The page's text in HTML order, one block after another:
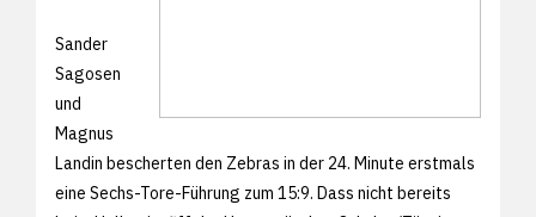
Sander
Sagosen
und
Magnus
Landin bescherten den Zebras in der 24. Minute erstmals
eine Sechs-Tore-Führung zum 15:9. Dass nicht bereits